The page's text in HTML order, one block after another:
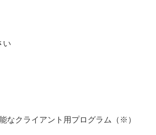
い
なクライアント用プログラム（※）